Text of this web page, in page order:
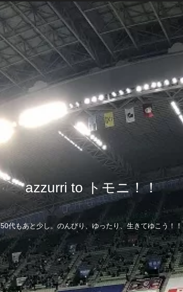
azzurri to トモニ！！
50代もあと少し。のんびり、ゆったり、生きてゆこう！！